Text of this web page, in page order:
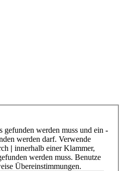
gefunden werden muss und ein -
werden darf. Verwende
| innerhalb einer Klammer,
werden muss. Benutze
Übereinstimmungen.